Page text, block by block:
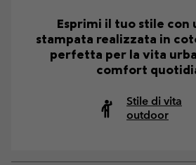
Esprimi il tuo stile con
stampata realizzata in
perfetta per la vita
comfort
Stile di vita
outdoor